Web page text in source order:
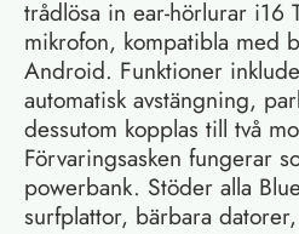
trådlösa in ear-hörlurar i16
mikrofon, kompatibla med
Android. Funktioner
automatisk avstängning,
dessutom kopplas till två
Förvaringsasken fungerar
powerbank. Stöder alla
surfplattor, bärbara